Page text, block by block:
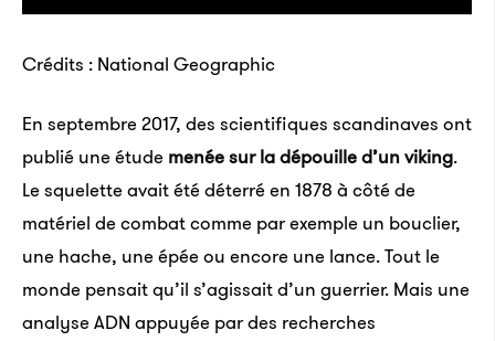
Crédits : Natio­nal Geogra­phic
En septembre 2017, des scientifiques scandinaves ont
publié une étude menée sur la dépouille d’un viking.
Le squelette avait été déterré en 1878 à côté de
matériel de combat comme par exemple un bouclier,
une hache, une épée ou encore une lance. Tout le
monde pensait qu’il s’agissait d’un guerrier. Mais une
analyse ADN appuyée par des recherches